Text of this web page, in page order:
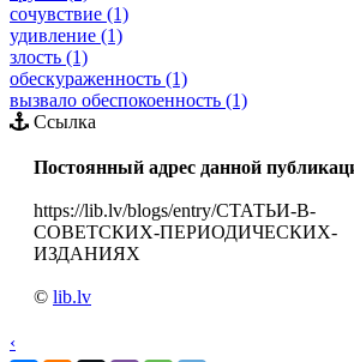
сочувствие (1)
удивление (1)
злость (1)
обескураженность (1)
вызвало обеспокоенность (1)
Ссылка
Постоянный адрес данной
https://lib.lv/blogs/entry/СТАТЬИ-В-
СОВЕТСКИХ-ПЕРИОДИЧЕСКИХ-
ИЗДАНИЯХ
© lib.lv
‹